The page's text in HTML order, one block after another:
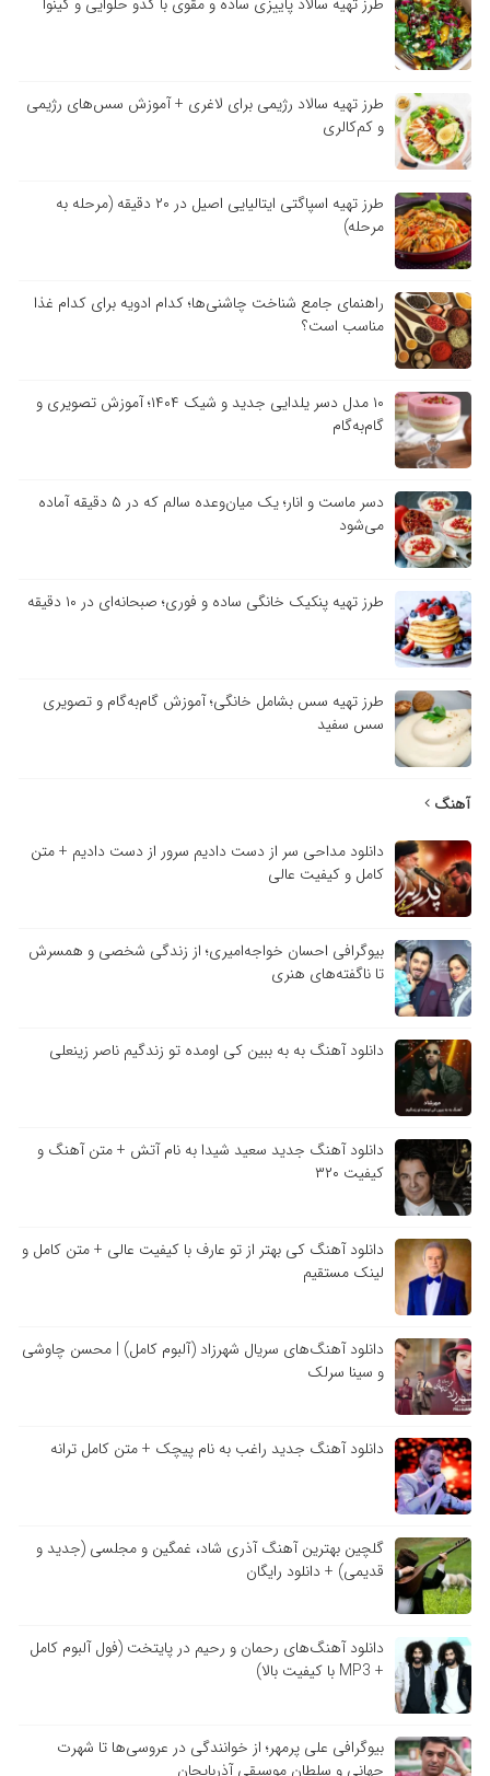
طرز تهیه سالاد رژیمی برای لاغری + آموزش سس‌های رژیمی
و کم‌کالری
طرز تهیه اسپاگتی ایتالیایی اصیل در ۲۰ دقیقه (مرحله به
مرحله)
راهنمای جامع شناخت چاشنی‌ها؛ کدام ادویه برای کدام غذا
مناسب است؟
۱۰ مدل دسر یلدایی جدید و شیک ۱۴۰۴؛ آموزش تصویری و
گام‌به‌گام
دسر ماست و انار؛ یک میان‌وعده سالم که در ۵ دقیقه آماده
می‌شود
طرز تهیه پنکیک خانگی ساده و فوری؛ صبحانه‌ای در ۱۰ دقیقه
طرز تهیه سس بشامل خانگی؛ آموزش گام‌به‌گام و تصویری
سس سفید
آهنگ
دانلود مداحی سر از دست دادیم سرور از دست دادیم + متن
کامل و کیفیت عالی
بیوگرافی احسان خواجه‌امیری؛ از زندگی شخصی و همسرش
تا ناگفته‌های هنری
دانلود آهنگ به به ببین کی اومده تو زندگیم ناصر زینعلی
دانلود آهنگ جدید سعید شیدا به نام آتش + متن آهنگ و
کیفیت ۳۲۰
دانلود آهنگ کی بهتر از تو عارف با کیفیت عالی + متن کامل و
لینک مستقیم
دانلود آهنگ‌های سریال شهرزاد (آلبوم کامل) | محسن چاوشی
و سینا سرلک
دانلود آهنگ جدید راغب به نام پیچک + متن کامل ترانه
گلچین بهترین آهنگ آذری شاد، غمگین و مجلسی (جدید و
قدیمی) + دانلود رایگان
دانلود آهنگ‌های رحمان و رحیم در پایتخت (فول آلبوم کامل
+ MP3 با کیفیت بالا)
بیوگرافی علی پرمهر؛ از خوانندگی در عروسی‌ها تا شهرت
جهانی و سلطان موسیقی آذربایجان